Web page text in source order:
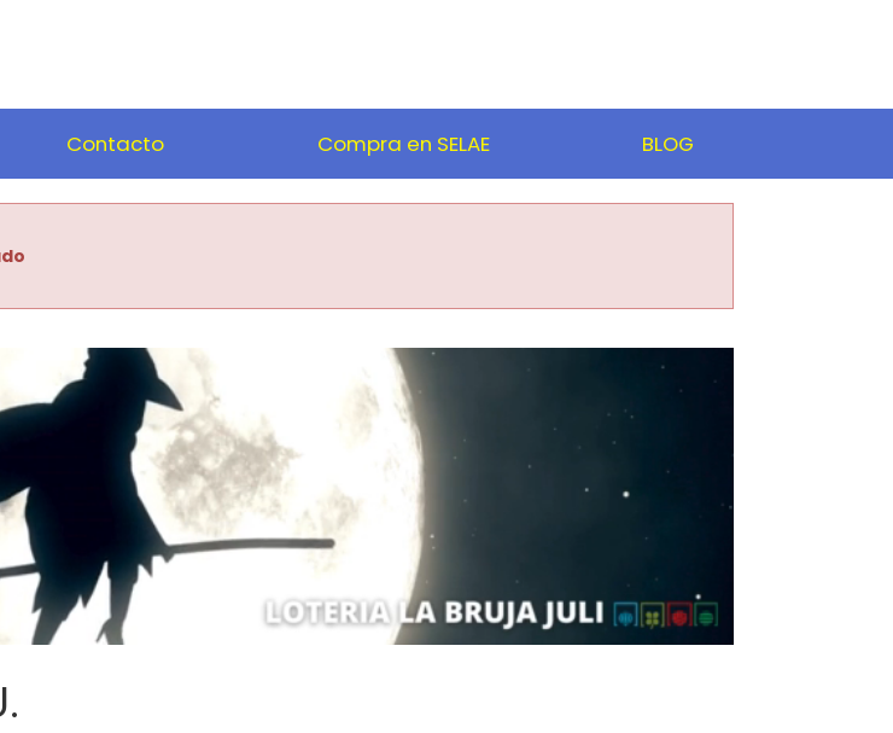
Contacto Compra en SELAE BLOG